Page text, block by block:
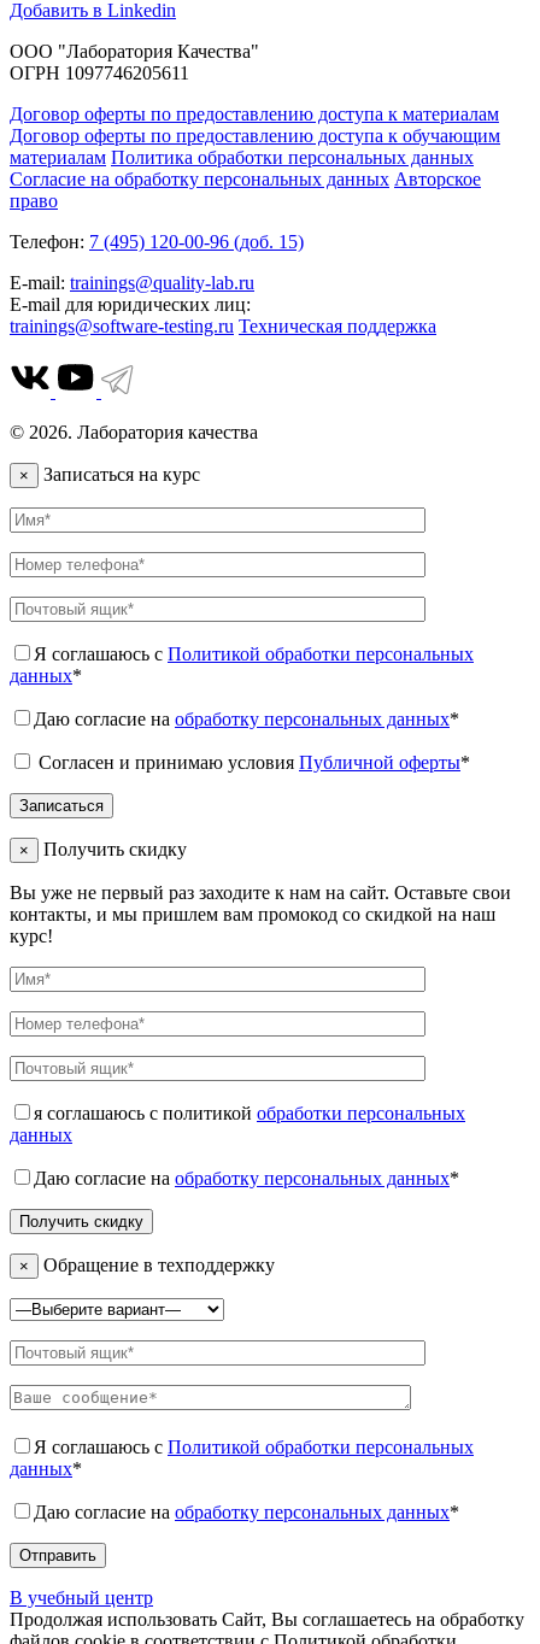
Добавить в Linkedin
ООО "Лаборатория Качества"
ОГРН 1097746205611
Договор оферты по предоставлению доступа к материалам
Договор оферты по предоставлению доступа к обучающим
материалам Политика обработки персональных данных
Согласие на обработку персональных данных Авторское
право
Телефон: 7 (495) 120-00-96 (доб. 15)
E-mail: trainings@quality-lab.ru
E-mail для юридических лиц:
trainings@software-testing.ru Техническая поддержка
© 2026. Лаборатория качества
× Записаться на курс
Я соглашаюсь с Политикой обработки персональных
данных*
Даю согласие на обработку персональных данных*
Согласен и принимаю условия Публичной оферты*
× Получить скидку
Вы уже не первый раз заходите к нам на сайт. Оставьте свои
контакты, и мы пришлем вам промокод со скидкой на наш
курс!
я соглашаюсь с политикой обработки персональных
данных
Даю согласие на обработку персональных данных*
× Обращение в техподдержку
Я соглашаюсь с Политикой обработки персональных
данных*
Даю согласие на обработку персональных данных*
В учебный центр
Продолжая использовать Сайт, Вы соглашаетесь на обработку